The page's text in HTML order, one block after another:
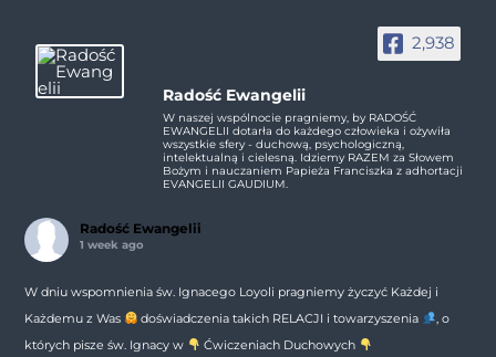
2,938
Radość Ewangelii
W naszej wspólnocie pragniemy, by RADOŚĆ
EWANGELII dotarła do każdego człowieka i ożywiła
wszystkie sfery - duchową, psychologiczną,
intelektualną i cielesną. Idziemy RAZEM za Słowem
Bożym i nauczaniem Papieża Franciszka z adhortacji
EVANGELII GAUDIUM.
Radość Ewangelii
1 week ago
W dniu wspomnienia św. Ignacego Loyoli pragniemy życzyć Każdej i
Każdemu z Was
doświadczenia takich RELACJI i towarzyszenia
, o
których pisze św. Ignacy w
Ćwiczeniach Duchowych